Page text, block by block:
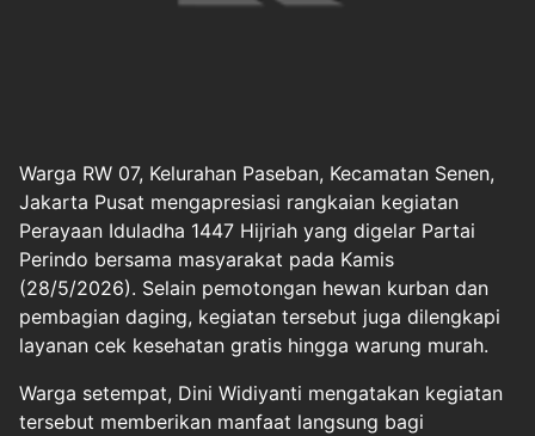
Warga RW 07, Kelurahan Paseban, Kecamatan Senen,
Jakarta Pusat mengapresiasi rangkaian kegiatan
Perayaan Iduladha 1447 Hijriah yang digelar Partai
Perindo bersama masyarakat pada Kamis
(28/5/2026). Selain pemotongan hewan kurban dan
pembagian daging, kegiatan tersebut juga dilengkapi
layanan cek kesehatan gratis hingga warung murah.
Warga setempat, Dini Widiyanti mengatakan kegiatan
tersebut memberikan manfaat langsung bagi